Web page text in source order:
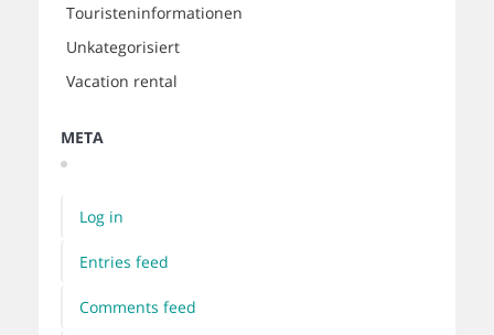
Touristeninformationen
Unkategorisiert
Vacation rental
META
Log in
Entries feed
Comments feed